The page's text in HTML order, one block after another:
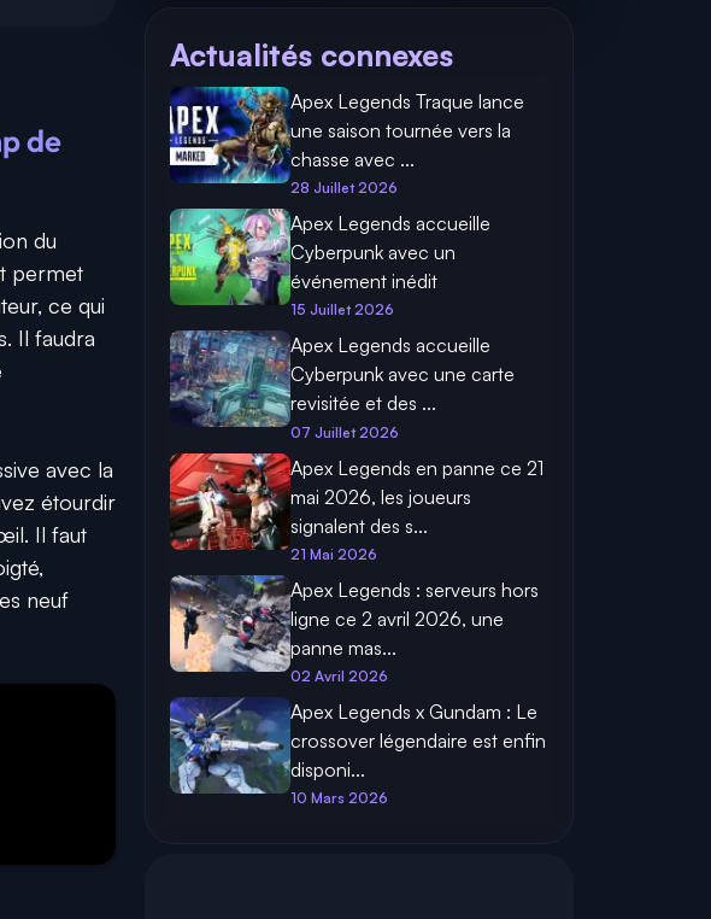
de
du
permet
ce qui
Il faudra
avec la
étourdir
Il faut
neuf
Actualités connexes
Apex Legends Traque lance
une saison tournée vers la
chasse avec ...
28 Juillet 2026
Apex Legends accueille
Cyberpunk avec un
événement inédit
15 Juillet 2026
Apex Legends accueille
Cyberpunk avec une carte
revisitée et des ...
07 Juillet 2026
Apex Legends en panne ce 21
mai 2026, les joueurs
signalent des s...
21 Mai 2026
Apex Legends : serveurs hors
ligne ce 2 avril 2026, une
panne mas...
02 Avril 2026
Apex Legends x Gundam : Le
crossover légendaire est enfin
disponi...
10 Mars 2026